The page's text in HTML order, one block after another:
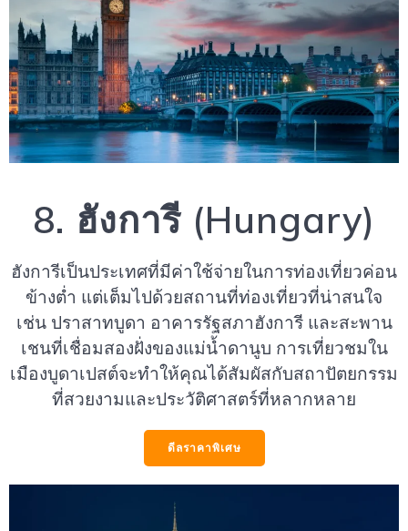
8. ฮังการี (Hungary)
ฮังการีเป็นประเทศที่มีค่าใช้จ่ายในการท่องเที่ยวค่อน
ข้างต่ำ แต่เต็มไปด้วยสถานที่ท่องเที่ยวที่น่าสนใจ
เช่น ปราสาทบูดา อาคารรัฐสภาฮังการี และสะพาน
เชนที่เชื่อมสองฝั่งของแม่น้ำดานูบ การเที่ยวชมใน
เมืองบูดาเปสต์จะทำให้คุณได้สัมผัสกับสถาปัตยกรรม
ที่สวยงามและประวัติศาสตร์ที่หลากหลาย
ดีลราคาพิเศษ